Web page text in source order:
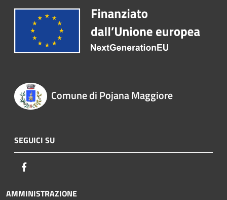
Comune di Pojana Maggiore
SEGUICI SU
AMMINISTRAZIONE